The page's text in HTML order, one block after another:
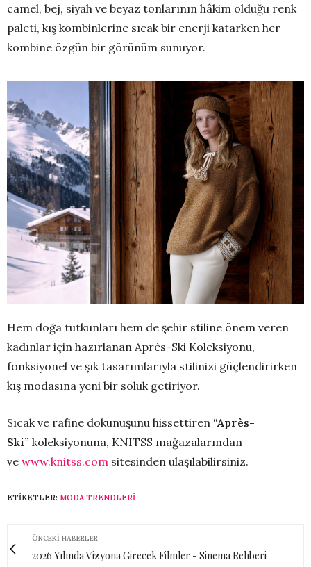
camel, bej, siyah ve beyaz tonlarının hâkim olduğu renk
paleti, kış kombinlerine sıcak bir enerji katarken her
kombine özgün bir görünüm sunuyor.
Hem doğa tutkunları hem de şehir stiline önem veren
kadınlar için hazırlanan Après-Ski Koleksiyonu,
fonksiyonel ve şık tasarımlarıyla stilinizi güçlendirirken
kış modasına yeni bir soluk getiriyor.
Sıcak ve rafine dokunuşunu hissettiren “Après-
Ski” koleksiyonuna, KNITSS mağazalarından
ve www.knitss.com sitesinden ulaşılabilirsiniz.
ETIKETLER: MODA TRENDLERI
ÖNCEKI HABERLER
2026 Yılında Vizyona Girecek Filmler - Sinema Rehberi